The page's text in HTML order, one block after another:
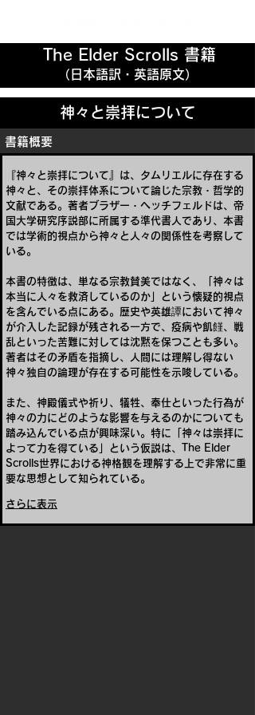
The Elder Scrolls 書籍
（日本語訳・英語原文）
神々と崇拝について
書籍概要
『神々と崇拝について』は、タムリエルに存在する
神々と、その崇拝体系について論じた宗教・哲学的
文献である。著者ブラザー・ヘッチフェルドは、帝
国大学研究序説部に所属する準代書人であり、本書
では学術的視点から神々と人々の関係性を考察して
いる。
本書の特徴は、単なる宗教賛美ではなく、「神々は
本当に人々を救済しているのか」という懐疑的視点
を含んでいる点にある。歴史や英雄譚において神々
が介入した記録が残される一方で、疫病や飢饉、戦
乱といった苦難に対しては沈黙を保つことも多い。
著者はその矛盾を指摘し、人間には理解し得ない
神々独自の論理が存在する可能性を示唆している。
また、神殿儀式や祈り、犠牲、奉仕といった行為が
神々の力にどのような影響を与えるのかについても
踏み込んでいる点が興味深い。特に「神々は崇拝に
よって力を得ている」という仮説は、The Elder
Scrolls世界における神格観を理解する上で非常に重
要な思想として知られている。
さらに表示